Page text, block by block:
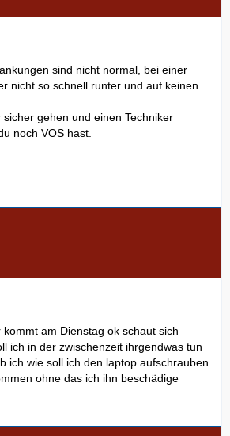
sind nicht normal, bei einer
nicht so schnell runter und auf keinen
gehen und einen Techniker
noch VOS hast.
kommt am Dienstag ok schaut sich
ich in der zwischenzeit ihrgendwas tun
ich wie soll ich den laptop aufschrauben
ohne das ich ihn beschädige